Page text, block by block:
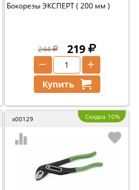
Бокорезы ЭКСПЕРТ ( 200 мм )
244 219
+
−
Купить
x00129 Скидка 10%